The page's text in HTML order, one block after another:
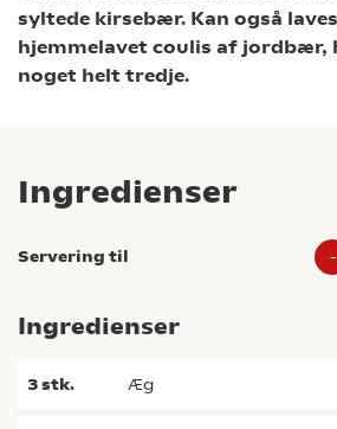
syltede kirsebær. Kan også
hjemmelavet coulis af jordbær,
noget helt tredje.
Ingredienser
Servering til -
Ingredienser
3stk. æg